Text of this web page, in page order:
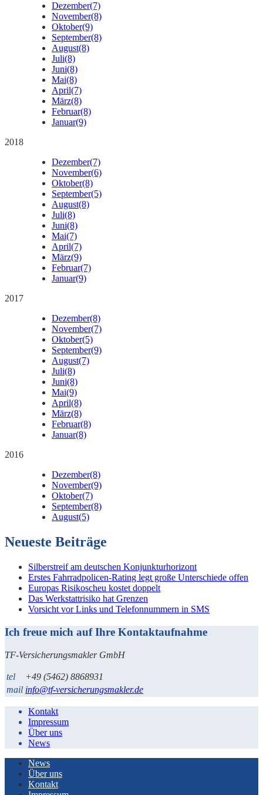
Dezember(7)
November(8)
Oktober(9)
September(8)
August(8)
Juli(8)
Juni(8)
Mai(8)
April(7)
März(8)
Februar(8)
Januar(9)
2018
Dezember(7)
November(6)
Oktober(8)
September(5)
August(8)
Juli(8)
Juni(8)
Mai(7)
April(7)
März(9)
Februar(7)
Januar(9)
2017
Dezember(8)
November(7)
Oktober(5)
September(9)
August(7)
Juli(8)
Juni(8)
Mai(9)
April(8)
März(8)
Februar(8)
Januar(8)
2016
Dezember(8)
November(9)
Oktober(7)
September(8)
August(5)
Neueste Beiträge
Silberstreif am deutschen Konjunkturhorizont
Erstes Fahrradpolicen-Rating legt große Unterschiede offen
Europas Risikoscheu kostet doppelt
Das Werkstattrisiko hat Grenzen
Vorsicht vor Links und Telefonnummern in SMS
Ich freue mich auf Ihre Kontaktaufnahme
TF-Versicherungsmakler GmbH
tel
+49 (5462) 8868931
mail info@tf-versicherungsmakler.de
Kontakt
Impressum
Über uns
News
News
Über uns
Kontakt